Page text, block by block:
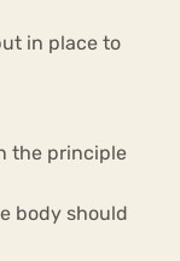
in place to
the principle
body should